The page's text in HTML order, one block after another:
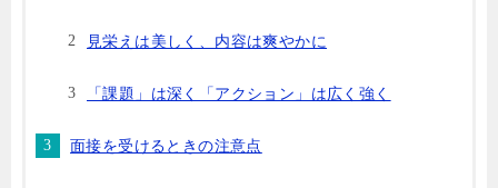
見栄えは美しく、内容は爽やかに
「課題」は深く「アクション」は広く強く
面接を受けるときの注意点